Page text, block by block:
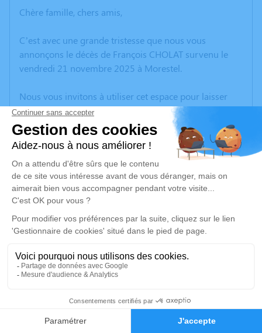
Faire-part Hommages
Chère famille, chers amis,
C’est avec une grande tristesse que nous vous
annonçons le décès de François CHOLAT survenu le
vendredi 21 novembre 2025 à Morestel.
Nous vous invitons à utiliser cet espace pour laisser
vos condoléances, partager des photos souvenirs, une
anecdote ou exprimer vos pensées à travers des
poèmes ou des textes. Cet endroit est un lieu
d'expression dédié à honorer la mémoire de François
CHOLAT.
Un service de plantation d’arbre hommage est
disponible ici.
Je rends hommage
Cérémonie
Eglise de Morestel
38510 Morestel